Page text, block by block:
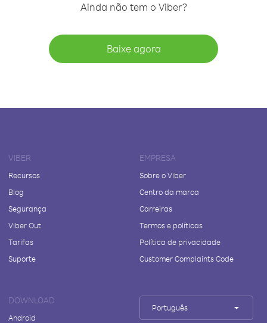
Ainda não tem o Viber?
Baixe agora
VIBER
Recursos
Blog
Segurança
Viber Out
Tarifas
Suporte
EMPRESA
Sobre o Viber
Centro da marca
Carreiras
Termos e políticas
Política de privacidade
Customer Complaints Code
DOWNLOAD
Android
Português